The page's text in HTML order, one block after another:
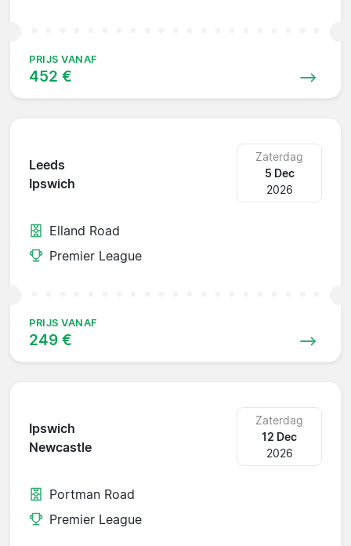
PRIJS VANAF
452 €
Leeds
Ipswich
Zaterdag
5 Dec
2026
Elland Road
Premier League
PRIJS VANAF
249 €
Ipswich
Newcastle
Zaterdag
12 Dec
2026
Portman Road
Premier League